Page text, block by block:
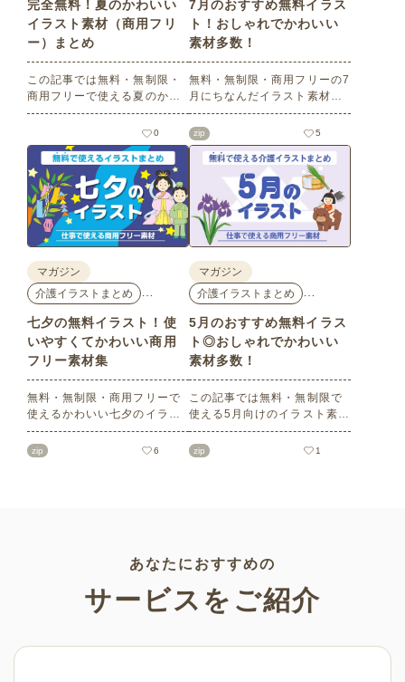
完全無料！夏のかわいい
イラスト素材（商用フリ
ー）まとめ
この記事では無料・無制限・
商用フリーで使える夏のかわ
いいイラスト素材を多数ご紹
介いたします。夏の花である
ひまわりや朝顔、夏祭り、花
火、七夕など夏ならではのか
わいいイラストをご用意！ポ
スターやパンフレットなどで
使いやすいテイストなので、
ぜひご活用ください。
0
7月のおすすめ無料イラス
ト！おしゃれでかわいい
素材多数！
無料・無制限・商用フリーの7
月にちなんだイラスト素材を
多数ご紹介します。どれも印
刷に適した解像度で、点数制
限なしで自由に使える素材ば
かり♪どなたでもご利用いただ
けます！ぜひご活用くださ
い。
zip 5
マガジン
介護イラストまとめ
七夕の無料イラスト！使
いやすくてかわいい商用
フリー素材集
無料・無制限・商用フリーで
使えるかわいい七夕のイラス
ト素材をご紹介します。短冊
の印刷用テンプレート、飾り
zip 6
マガジン
介護イラストまとめ
5月のおすすめ無料イラス
ト◎おしゃれでかわいい
素材多数！
この記事では無料・無制限で
使える5月向けのイラスト素材
を多数ご紹介します。商用フ
リーの可愛くておしゃれなイ
なシーンでご活用ください！
zip 1
あなたにおすすめの
サービスをご紹介